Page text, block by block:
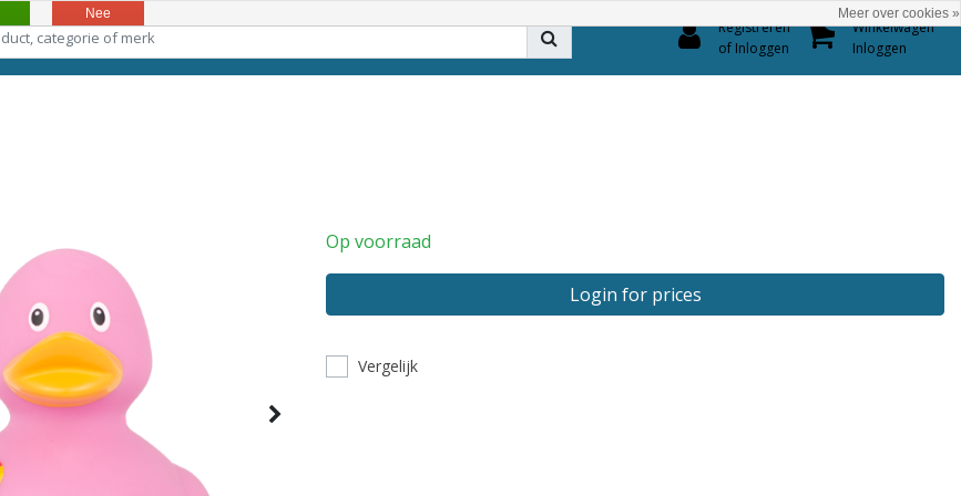
Registreren
of Inloggen
Winkelwagen
Inloggen
Op voorraad
Login for prices
Vergelijk
Nee Meer over cookies »